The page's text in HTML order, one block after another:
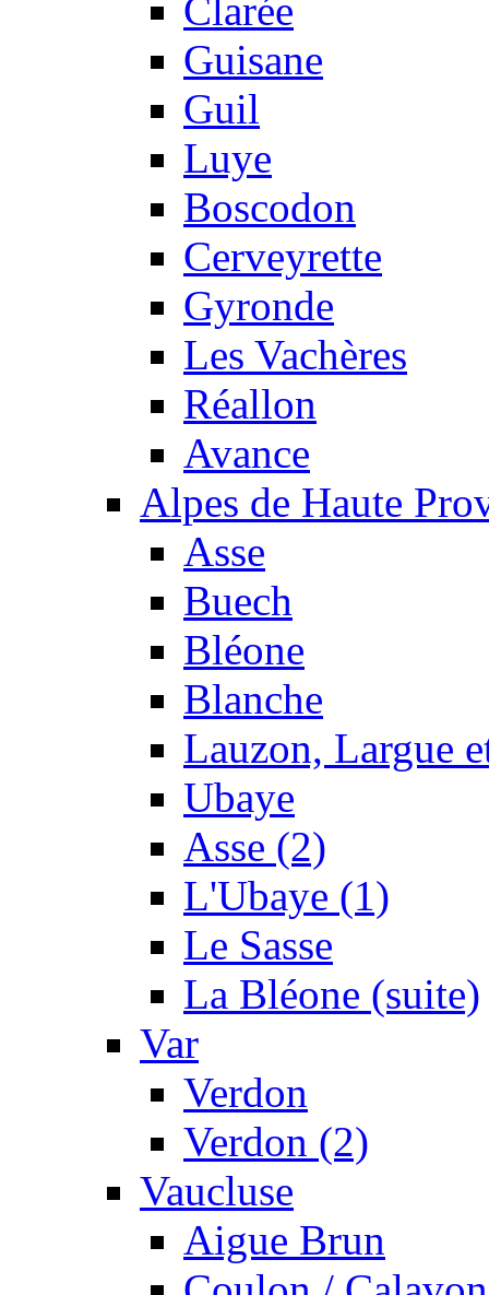
Clarée
Guisane
Guil
Luye
Boscodon
Cerveyrette
Gyronde
Les Vachères
Réallon
Avance
Alpes de Haute
Asse
Buech
Bléone
Blanche
Lauzon, Largue
Ubaye
Asse (2)
L'Ubaye (1)
Le Sasse
La Bléone (suite)
Var
Verdon
Verdon (2)
Vaucluse
Aigue Brun